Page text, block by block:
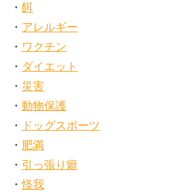
餌
アレルギー
ワクチン
ダイエット
災害
動物保護
ドッグスポーツ
肥満
引っ張り癖
怪我